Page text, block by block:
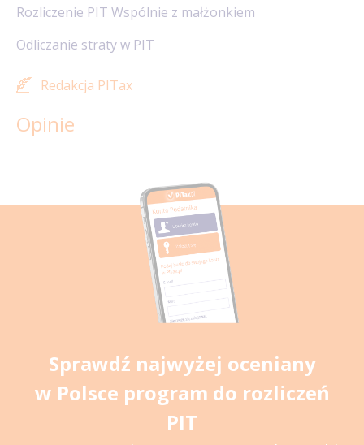
Rozliczenie PIT Wspólnie z małżonkiem
Odliczanie straty w PIT
Redakcja PITax
Opinie
Sprawdź najwyżej oceniany
w Polsce program do rozliczeń
PIT